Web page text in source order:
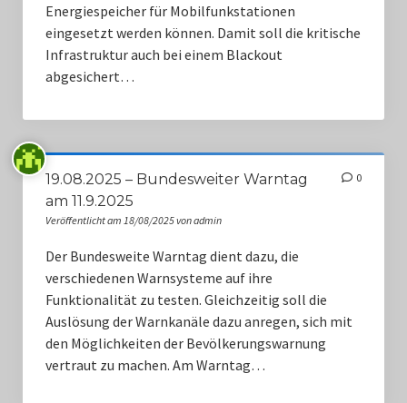
Energiespeicher für Mobilfunkstationen
eingesetzt werden können. Damit soll die kritische
Infrastruktur auch bei einem Blackout
abgesichert…
19.08.2025 – Bundesweiter Warntag
am 11.9.2025
Veröffentlicht am 18/08/2025 von admin
0
Der Bundesweite Warntag dient dazu, die
verschiedenen Warnsysteme auf ihre
Funktionalität zu testen. Gleichzeitig soll die
Auslösung der Warnkanäle dazu anregen, sich mit
den Möglichkeiten der Bevölkerungswarnung
vertraut zu machen. Am Warntag…